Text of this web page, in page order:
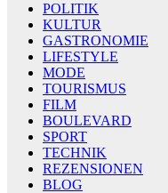
POLITIK
KULTUR
GASTRONOMIE
LIFESTYLE
MODE
TOURISMUS
FILM
BOULEVARD
SPORT
TECHNIK
REZENSIONEN
BLOG